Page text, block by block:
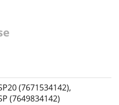
(7671534142),
(7649834142)